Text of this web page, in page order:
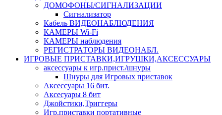
ДОМОФОНЫ/СИГНАЛИЗАЦИИ
Сигнализатор
Кабель ВИДЕОНАБЛЮДЕНИЯ
КАМЕРЫ Wi-Fi
КАМЕРЫ наблюдения
РЕГИСТРАТОРЫ ВИДЕОНАБЛ.
ИГРОВЫЕ ПРИСТАВКИ,ИГРУШКИ,АКСЕССУАРЫ
аксесcуары к игр.прист./шнуры
Шнуры для Игровых приставок
Аксессуары 16 бит.
Аксесуары 8 бит
Джойстики,Триггеры
Игр.приставки портативные